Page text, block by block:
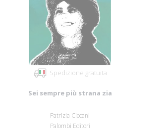
Spedizione gratuita
Sei sempre più strana zia
Patrizia Ciccani
Palombi Editori